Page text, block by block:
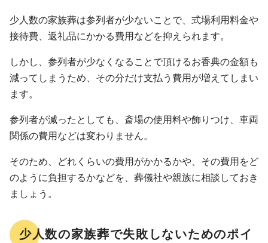
少人数の家族葬は参列者が少ないことで、式場利用料金や
接待費、返礼品にかかる費用などを抑えられます。
しかし、参列者が少なくなることで頂けるお香典の金額も
減ってしまうため、その分だけ支払う費用が増えてしまい
ます。
参列者が減ったとしても、斎場の使用料や飾りつけ、車両
関係の費用などは変わりません。
そのため、どれくらいの費用がかかるかや、その費用をど
のように負担するかなどを、葬儀社や親族に相談しておき
ましょう。
少人数の家族葬で失敗しないためのポイ